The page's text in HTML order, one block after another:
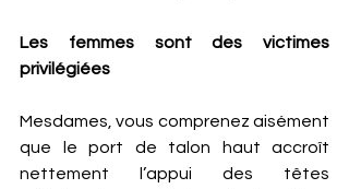
Les femmes sont des victimes
privilégiées
Mesdames, vous comprenez aisément
que le port de talon haut accroît
nettement l’appui des têtes